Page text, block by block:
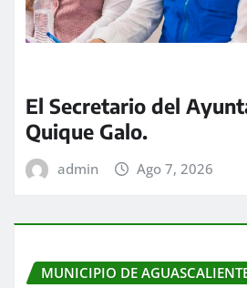
El Secretario del
Quique Galo.
admin Ago 7, 2026
MUNICIPIO DE